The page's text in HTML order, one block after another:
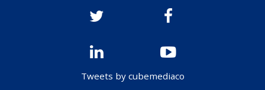
Tweets by cubemediaco